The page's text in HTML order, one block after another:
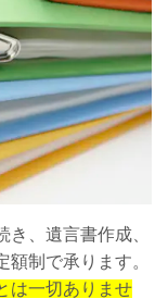
、遺言書作成、
制で承ります。
は一切ありませ